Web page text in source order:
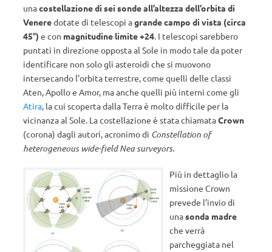
unacostellazione di sei sonde all’altezza dell’orbita di
Veneredotate di telescopi agrande campo di vista (circa
45°) e con magnitudine limite +24. I telescopi sarebbero
puntati in direzione opposta al Sole in modo tale da poter
identificare non solo gli asteroidi che si muovono
intersecando l’orbita terrestre, come quelli delle classi
Aten, Apollo e Amor, ma anche quelli più interni come gli
Atira, la cui scoperta dalla Terra è molto difficile per la
vicinanza al Sole. La costellazione è stata chiamataCrown
(corona) dagli autori, acronimo di Constellation of
heterogeneous wide-field Nea surveyors.
Più in dettaglio la
missione Crown
prevede l’invio di
unasonda madre
che verrà
parcheggiata nel